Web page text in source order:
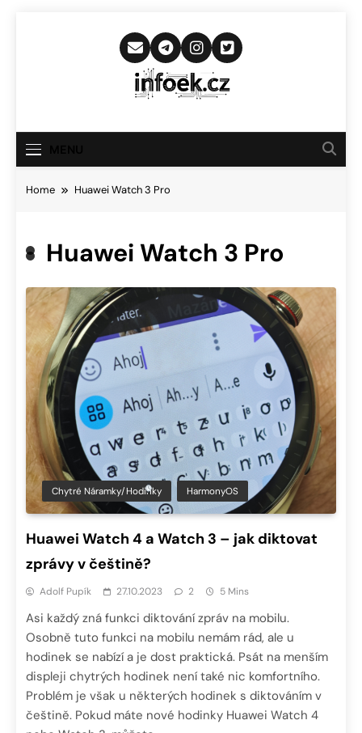
Infoek.cz
Novinkám
Home Huawei Watch 3 Pro
Huawei Watch 3 Pro
Chytré Náramky/hodinky HarmonyOS
Huawei Watch 4 a Watch 3 – jak diktovat
zprávy v češtině?
Adolf Pupík 27.10.2023 2 5 Mins
Asi každý zná funkci diktování zpráv na mobilu.
Osobně tuto funkci na mobilu nemám rád, ale u
hodinek se nabízí a je dost praktická. Psát na menším
displeji chytrých hodinek není také nic komfortního.
Problém je však u některých hodinek s diktováním v
češtině. Pokud máte nové hodinky Huawei Watch 4